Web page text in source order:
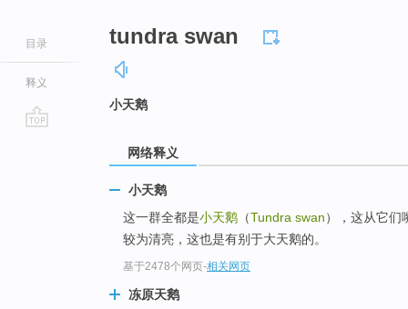
目录
释义
tundra swan
小天鹅
网络释义
小天鹅
这一群全都是小天鹅 （Tundra swan），这从它们
较为清亮，这也是有别于大天鹅的。
基于2478个网页-相关网页
冻原天鹅